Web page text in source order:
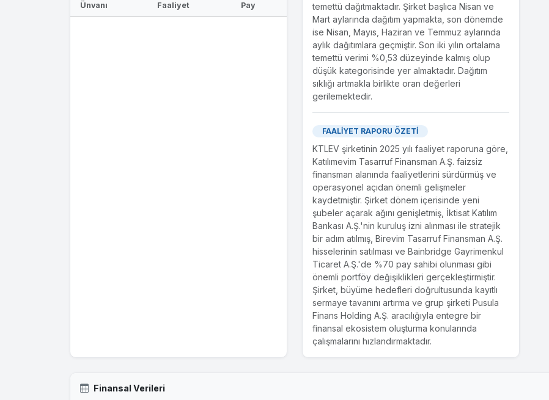
Ünvanı Faaliyet Pay
temettü dağıtmaktadır. Şirket başlıca Nisan ve
Mart aylarında dağıtım yapmakta, son dönemde
ise Nisan, Mayıs, Haziran ve Temmuz aylarında
aylık dağıtımlara geçmiştir. Son iki yılın ortalama
temettü verimi %0,53 düzeyinde kalmış olup
düşük kategorisinde yer almaktadır. Dağıtım
sıklığı artmakla birlikte oran değerleri
gerilemektedir.
FAALİYET RAPORU ÖZETİ
KTLEV şirketinin 2025 yılı faaliyet raporuna göre,
Katılımevim Tasarruf Finansman A.Ş. faizsiz
finansman alanında faaliyetlerini sürdürmüş ve
operasyonel açıdan önemli gelişmeler
kaydetmiştir. Şirket dönem içerisinde yeni
şubeler açarak ağını genişletmiş, İktisat Katılım
Bankası A.Ş.'nin kuruluş izni alınması ile stratejik
bir adım atılmış, Birevim Tasarruf Finansman A.Ş.
hisselerinin satılması ve Bainbridge Gayrimenkul
Ticaret A.Ş.'de %70 pay sahibi olunması gibi
önemli portföy değişiklikleri gerçekleştirmiştir.
Şirket, büyüme hedefleri doğrultusunda kayıtlı
sermaye tavanını artırma ve grup şirketi Pusula
Finans Holding A.Ş. aracılığıyla entegre bir
finansal ekosistem oluşturma konularında
çalışmalarını hızlandırmaktadır.
Finansal Verileri